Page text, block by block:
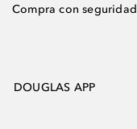
Compra con seguridad
DOUGLAS APP